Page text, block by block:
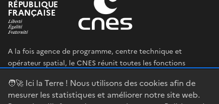
🧑‍🚀 Ici la Terre ! Nous utilisons des cookies afin de
mesurer les statistiques et améliorer notre site web.
RÉPUBLIQUE
FRANÇAISE
A la fois agence de programme, centre technique et
opérateur spatial, le CNES réunit toutes les fonctions
en œuvre sa stratégie spatiale.